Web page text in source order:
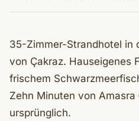
35-Zimmer-Strandhotel in
von Çakraz. Hauseigenes
frischem
Zehn Minuten von
ursprünglich.